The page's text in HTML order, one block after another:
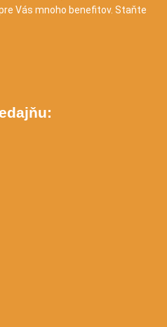
Vás mnoho benefitov. Staňte